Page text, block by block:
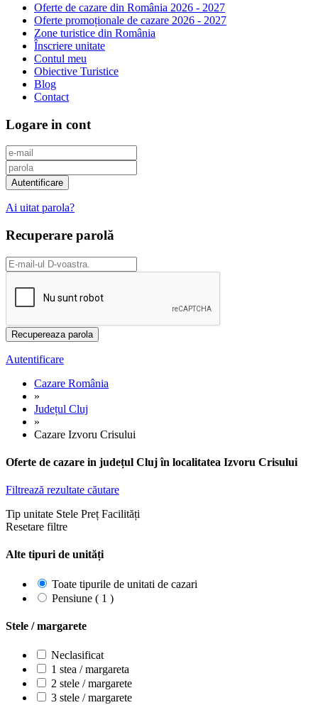
Oferte de cazare din România 2026 - 2027
Oferte promoționale de cazare 2026 - 2027
Zone turistice din România
Înscriere unitate
Contul meu
Obiective Turistice
Blog
Contact
Logare in cont
Ai uitat parola?
Recuperare parolă
Autentificare
Cazare România
»
Județul Cluj
»
Cazare Izvoru Crisului
Oferte de cazare in județul Cluj în localitatea Izvoru Crisului
Filtrează rezultate căutare
Tip unitate Stele Preț Facilități
Resetare filtre
Alte tipuri de unități
Toate tipurile de unitati de cazari
Pensiune ( 1 )
Stele / margarete
Neclasificat
1 stea / margareta
2 stele / margarete
3 stele / margarete